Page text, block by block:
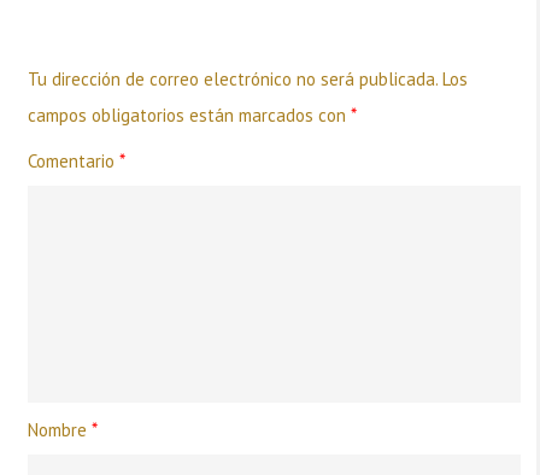
Tu dirección de correo electrónico no será publicada. Los
campos obligatorios están marcados con*
Comentario*
Nombre*